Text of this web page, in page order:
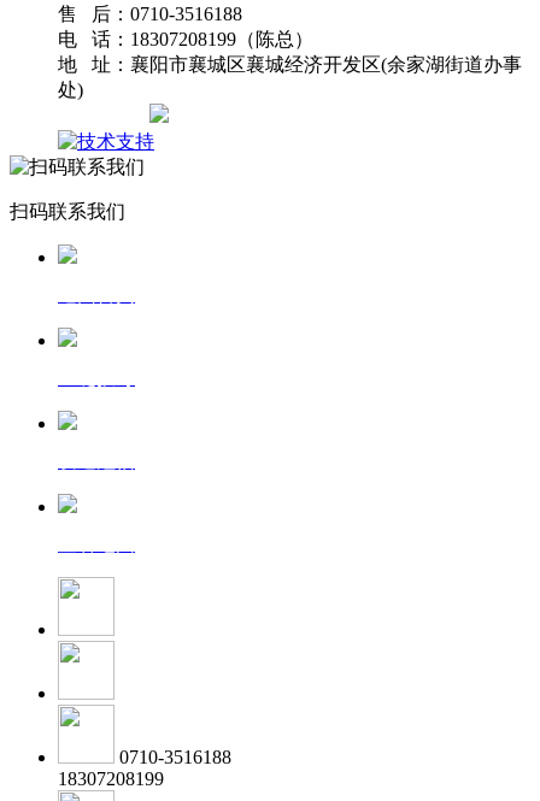
售 后：0710-3516188
电 话：18307208199（陈总）
地 址：襄阳市襄城区襄城经济开发区(余家湖街道办事
处)
扫码联系我们
0710-3516188
18307208199